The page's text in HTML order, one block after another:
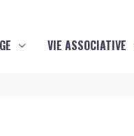
VIE ASSOCIATIVE